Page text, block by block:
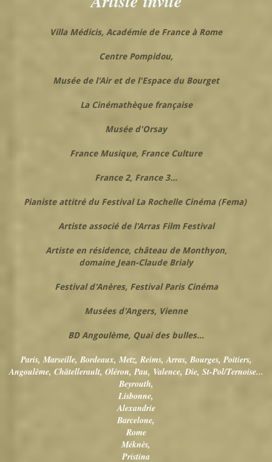
Villa Médicis, Académie de France à Rome
Centre Pompidou,
Musée de l'Air et de l'Espace du Bourget
La Cinémathèque française
Musée d'Orsay
France Musique, France Culture
France 2, France 3...
Pianiste attitré du Festival La Rochelle Cinéma (Fema)
Artiste associé de l'Arras Film Festival
Artiste en résidence, château de Monthyon,
domaine Jean-Claude Brialy
Festival d'Anères, Festival Paris Cinéma
Musées d'Angers, Vienne
BD Angoulème, Quai des bulles...
Paris, Marseille, Bordeaux, Metz, Reims, Arras, Bourges, Poitiers,
Angoulème, Châtellerault, Oléron, Pau, Valence, Die, St-Pol/Ternoise...
Beyrouth,
Lisbonne,
Alexandrie
Barcelone,
Rome
Méknès,
Pristina